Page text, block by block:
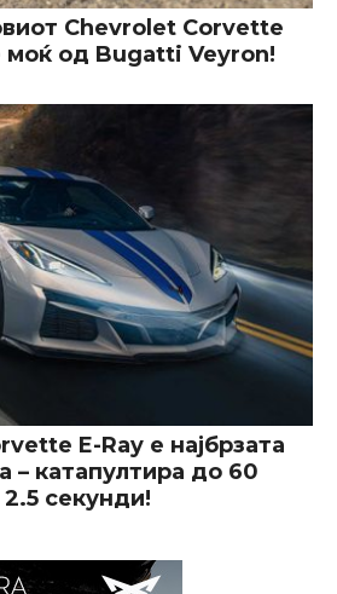
Chevrolet Corvette
моќ од Bugatti Veyron!
E-Ray е најбрзата
– катапултира до 60
2.5 секунди!